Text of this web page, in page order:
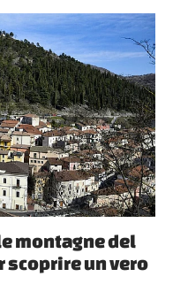
montagne del
scoprire un vero